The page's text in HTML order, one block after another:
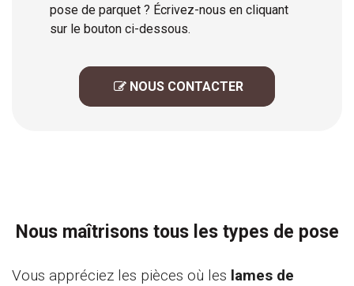
pose de parquet ? Écrivez-nous en cliquant
sur le bouton ci-dessous.
 NOUS CONTACTER
Nous maîtrisons tous les types de pose
Vous appréciez les pièces où les lames de